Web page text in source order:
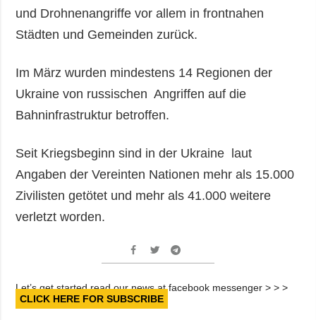
und Drohnenangriffe vor allem in frontnahen
Städten und Gemeinden zurück.
Im März wurden mindestens 14 Regionen der
Ukraine von russischen Angriffen auf die
Bahninfrastruktur betroffen.
Seit Kriegsbeginn sind in der Ukraine laut
Angaben der Vereinten Nationen mehr als 15.000
Zivilisten getötet und mehr als 41.000 weitere
verletzt worden.
Let’s get started read our news at facebook messenger > > >
CLICK HERE FOR SUBSCRIBE